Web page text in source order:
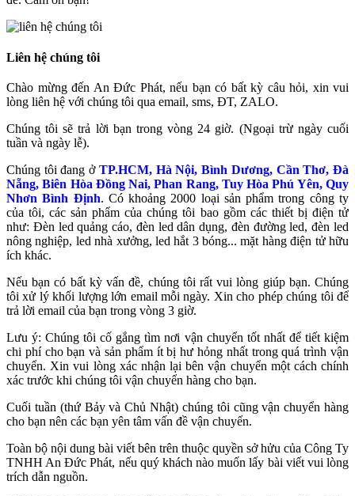
Liên hệ chúng tôi
Chào mừng đến An Đức Phát, nếu bạn có bất kỳ câu hỏi, xin vui
lòng liên hệ với chúng tôi qua email, sms, ĐT, ZALO.
Chúng tôi sẽ trả lời bạn trong vòng 24 giờ. (Ngoại trừ ngày cuối
tuần và ngày lễ).
Chúng tôi đang ở TP.HCM, Hà Nội, Bình Dương, Cần Thơ, Đà
Nẵng, Biên Hòa Đồng Nai, Phan Rang, Tuy Hòa Phú Yên, Quy
Nhơn Bình Định. Có khoảng 2000 loại sản phẩm trong công ty
của tôi, các sản phẩm của chúng tôi bao gồm các thiết bị điện tử
như: Đèn led quảng cáo, đèn led dân dụng, đèn đường led, đèn led
nông nghiệp, led nhà xưởng, led hắt 3 bóng... mặt hàng điện tử hữu
ích khác.
Nếu bạn có bất kỳ vấn đề, chúng tôi rất vui lòng giúp bạn. Chúng
tôi xử lý khối lượng lớn email mỗi ngày. Xin cho phép chúng tôi để
trả lời email của bạn trong vòng 3 giờ.
Lưu ý: Chúng tôi cố gắng tìm nơi vận chuyển tốt nhất để tiết kiệm
chi phí cho bạn và sản phẩm ít bị hư hỏng nhất trong quá trình vận
chuyển. Xin vui lòng xác nhận lại bên vận chuyển một cách chính
xác trước khi chúng tôi vận chuyển hàng cho bạn.
Cuối tuần (thứ Bảy và Chủ Nhật) chúng tôi cũng vận chuyển hàng
cho bạn nên các bạn yên tâm vấn đề vận chuyển.
Toàn bộ nội dung bài viết bên trên thuộc quyền sở hửu của Công Ty
TNHH An Đức Phát, nếu quý khách nào muốn lấy bài viết vui lòng
trích dẫn nguồn.